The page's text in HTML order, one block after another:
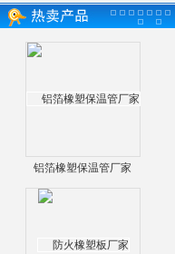
铝箔橡塑保温管厂家